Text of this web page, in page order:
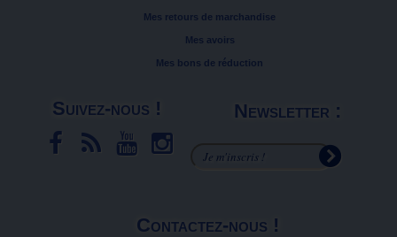
Mes retours de marchandise
Mes avoirs
Mes bons de réduction
Suivez-nous ! Newsletter :
Contactez-nous !